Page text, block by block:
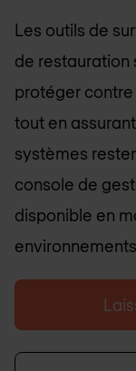
Les outils de
de restauration
protéger
tout en
systèmes
console de
disponible en